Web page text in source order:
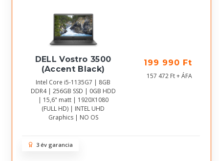
DELL Vostro 3500
(Accent Black)
Intel Core i5-1135G7 | 8GB
DDR4 | 256GB SSD | 0GB HDD
| 15,6" matt | 1920X1080
(FULL HD) | INTEL UHD
Graphics | NO OS
199 990 Ft
157 472 Ft + ÁFA
3 év garancia